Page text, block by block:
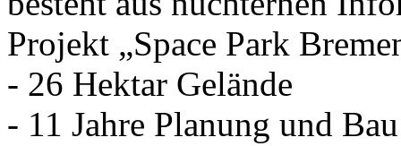
Projekt „Space Park
- 26 Hektar Gelände
- 11 Jahre Planung und Bau